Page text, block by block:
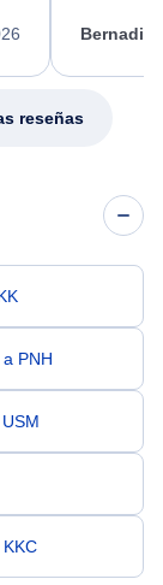
my issue.
reseñas
PNH